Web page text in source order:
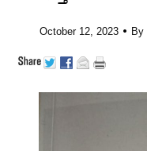
October 12, 2023 • By